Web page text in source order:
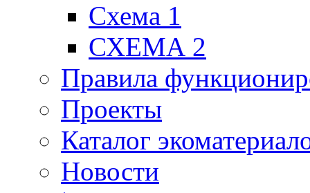
Схема 1
СХЕМА 2
Правила
Проекты
Каталог
Новости